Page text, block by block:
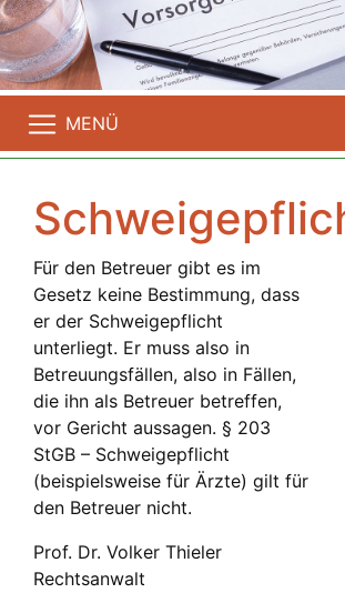
MENÜ
Für den Betreuer gibt es im
Gesetz keine Bestimmung, dass
er der Schweigepflicht
unterliegt. Er muss also in
Betreuungsfällen, also in Fällen,
die ihn als Betreuer betreffen,
vor Gericht aussagen. § 203
StGB – Schweigepflicht
(beispielsweise für Ärzte) gilt für
den Betreuer nicht.
Prof. Dr. Volker Thieler
Rechtsanwalt